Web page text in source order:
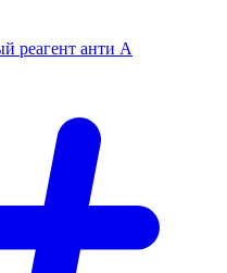
реагент анти А